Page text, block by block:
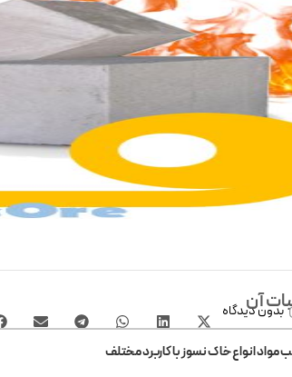
آن
بدون دیدگاه
مواد انواع خاک نسوز با کاربرد مختلف